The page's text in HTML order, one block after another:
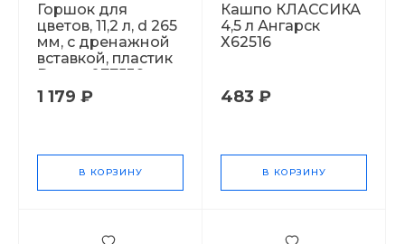
Горшок для
цветов, 11,2 л, d 265
мм, с дренажной
вставкой, пластик
Desert 077539
1 179 ₽
В КОРЗИНУ
Кашпо КЛАССИКА
4,5 л Ангарск
Х62516
483 ₽
В КОРЗИНУ